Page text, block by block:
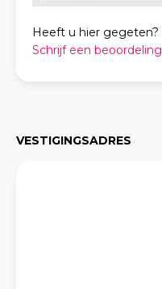
Heeft u hier gegeten?
Schrijf een beoordeling
VESTIGINGSADRES